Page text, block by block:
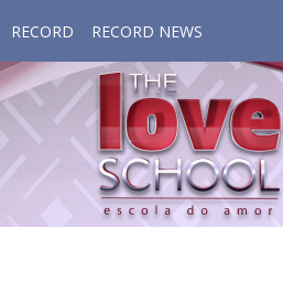
RECORD RECORD NEWS